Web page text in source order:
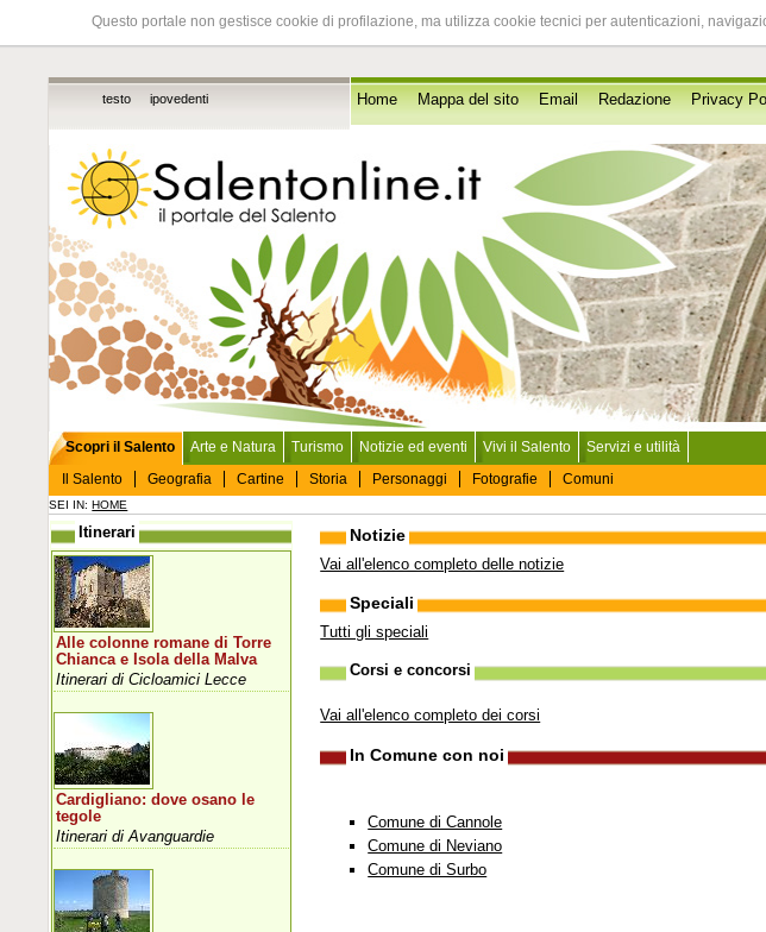
Questo portale non gestisce cookie di profilazione, ma utilizza cookie tecnici per autenticazioni,
testo ipovedenti Home Mappa del sito Email Redazione Privacy
Scopri il Salento
Il Salento
Geografia Cartine Storia Personaggi Fotografie Comuni
Arte e Natura Turismo Notizie ed eventi Vivi il Salento Servizi e utilità
SEI IN:HOME
Notizie
Vai all'elenco completo delle notizie
Speciali
Tutti gli speciali
Corsi e concorsi
Vai all'elenco completo dei corsi
In Comune con noi
Comune di Cannole
Comune di Neviano
Comune di Surbo
Itinerari
Alle colonne romane di Torre
Chianca e Isola della Malva
Itinerari di Cicloamici Lecce
Cardigliano: dove osano le
tegole
Itinerari di Avanguardie